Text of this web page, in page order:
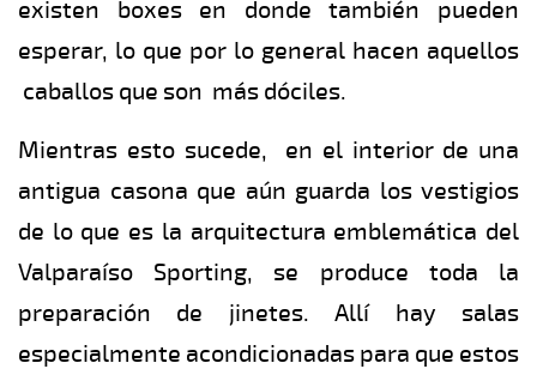
existen boxes en donde también pueden
esperar, lo que por lo general hacen aquellos
caballos que son más dóciles.
Mientras esto sucede, en el interior de una
antigua casona que aún guarda los vestigios
de lo que es la arquitectura emblemática del
Valparaíso Sporting, se produce toda la
preparación de jinetes. Allí hay salas
especialmente acondicionadas para que estos